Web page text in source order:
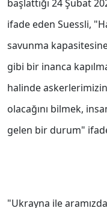
başlattığı 24 Şubat
ifade eden Suessli,
savunma
gibi bir inanca
halinde askerlerimizin
olacağını bilmek,
gelen bir durum"
"Ukrayna ile